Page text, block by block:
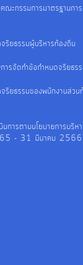
คณะกรรมการมาตรฐานก
จริยธรรมผู้บริหารท้องถิ่น
การจัดทำข้อกำหนดจริยธ
จริยธรรมของพนักงานส่ว
นินการตามนโยบายการ
- 31 มีนาคม